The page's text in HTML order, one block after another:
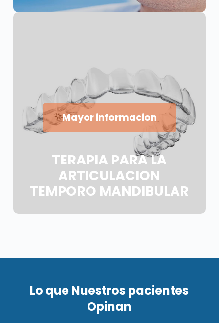
Mayor informacion
TERAPIA PARA LA
ARTICULACION
TEMPORO MANDIBULAR
Lo que Nuestros pacientes
Opinan